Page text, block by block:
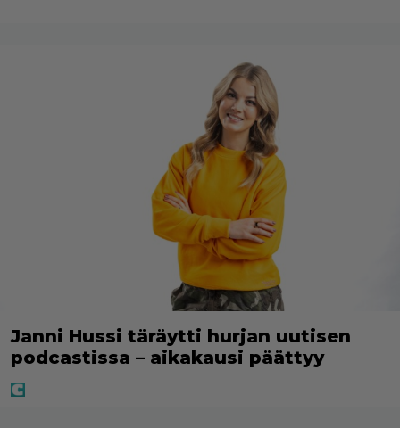
Janni Hussi täräytti hurjan uutisen
podcastissa – aikakausi päättyy